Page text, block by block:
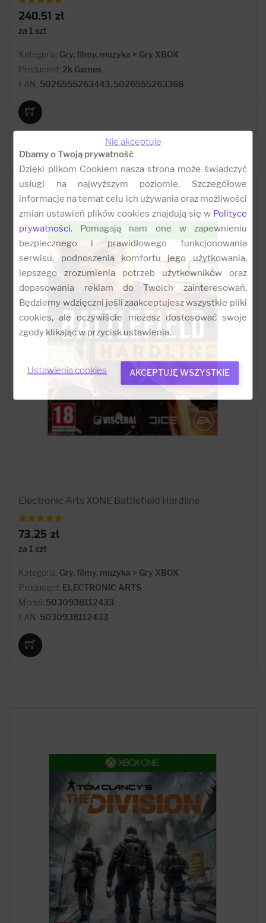
240.51 zł
za 1 szt
Kategoria: Gry, filmy, muzyka > Gry XBOX
Producent: 2k Games
EAN: 5026555263443, 5026555263368
Electronic Arts XONE Battlefield Hardline
73.25 zł
za 1 szt
Kategoria: Gry, filmy, muzyka > Gry XBOX
Producent: ELECTRONIC ARTS
Model: 5030938112433
EAN: 5030938112433
Nie akceptuję
Dbamy o Twoją prywatność
Dzięki plikom Cookiem nasza strona może świadczyć
usługi na najwyższym poziomie. Szczegółowe
informacje na temat celu ich używania oraz możliwości
zmian ustawień plików cookies znajdują się w Polityce
prywatności. Pomagają nam one w zapewnieniu
bezpiecznego i prawidłowego funkcjonowania
serwisu, podnoszenia komfortu jego użytkowania,
lepszego zrozumienia potrzeb użytkowników oraz
dopasowania reklam do Twoich zainteresowań.
Będziemy wdzięczni jeśli zaakceptujesz wszystkie pliki
cookies, ale oczywiście możesz dostosować swoje
zgody klikając w przycisk ustawienia.
Ustawienia cookies AKCEPTUJĘ WSZYSTKIE